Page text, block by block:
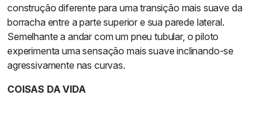
construção diferente para uma transição mais suave da
borracha entre a parte superior e sua parede lateral.
Semelhante a andar com um pneu tubular, o piloto
experimenta uma sensação mais suave inclinando-se
agressivamente nas curvas.
COISAS DA VIDA